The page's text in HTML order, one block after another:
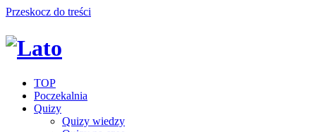
Przeskocz do treści
TOP
Poczekalnia
Quizy
Quizy wiedzy